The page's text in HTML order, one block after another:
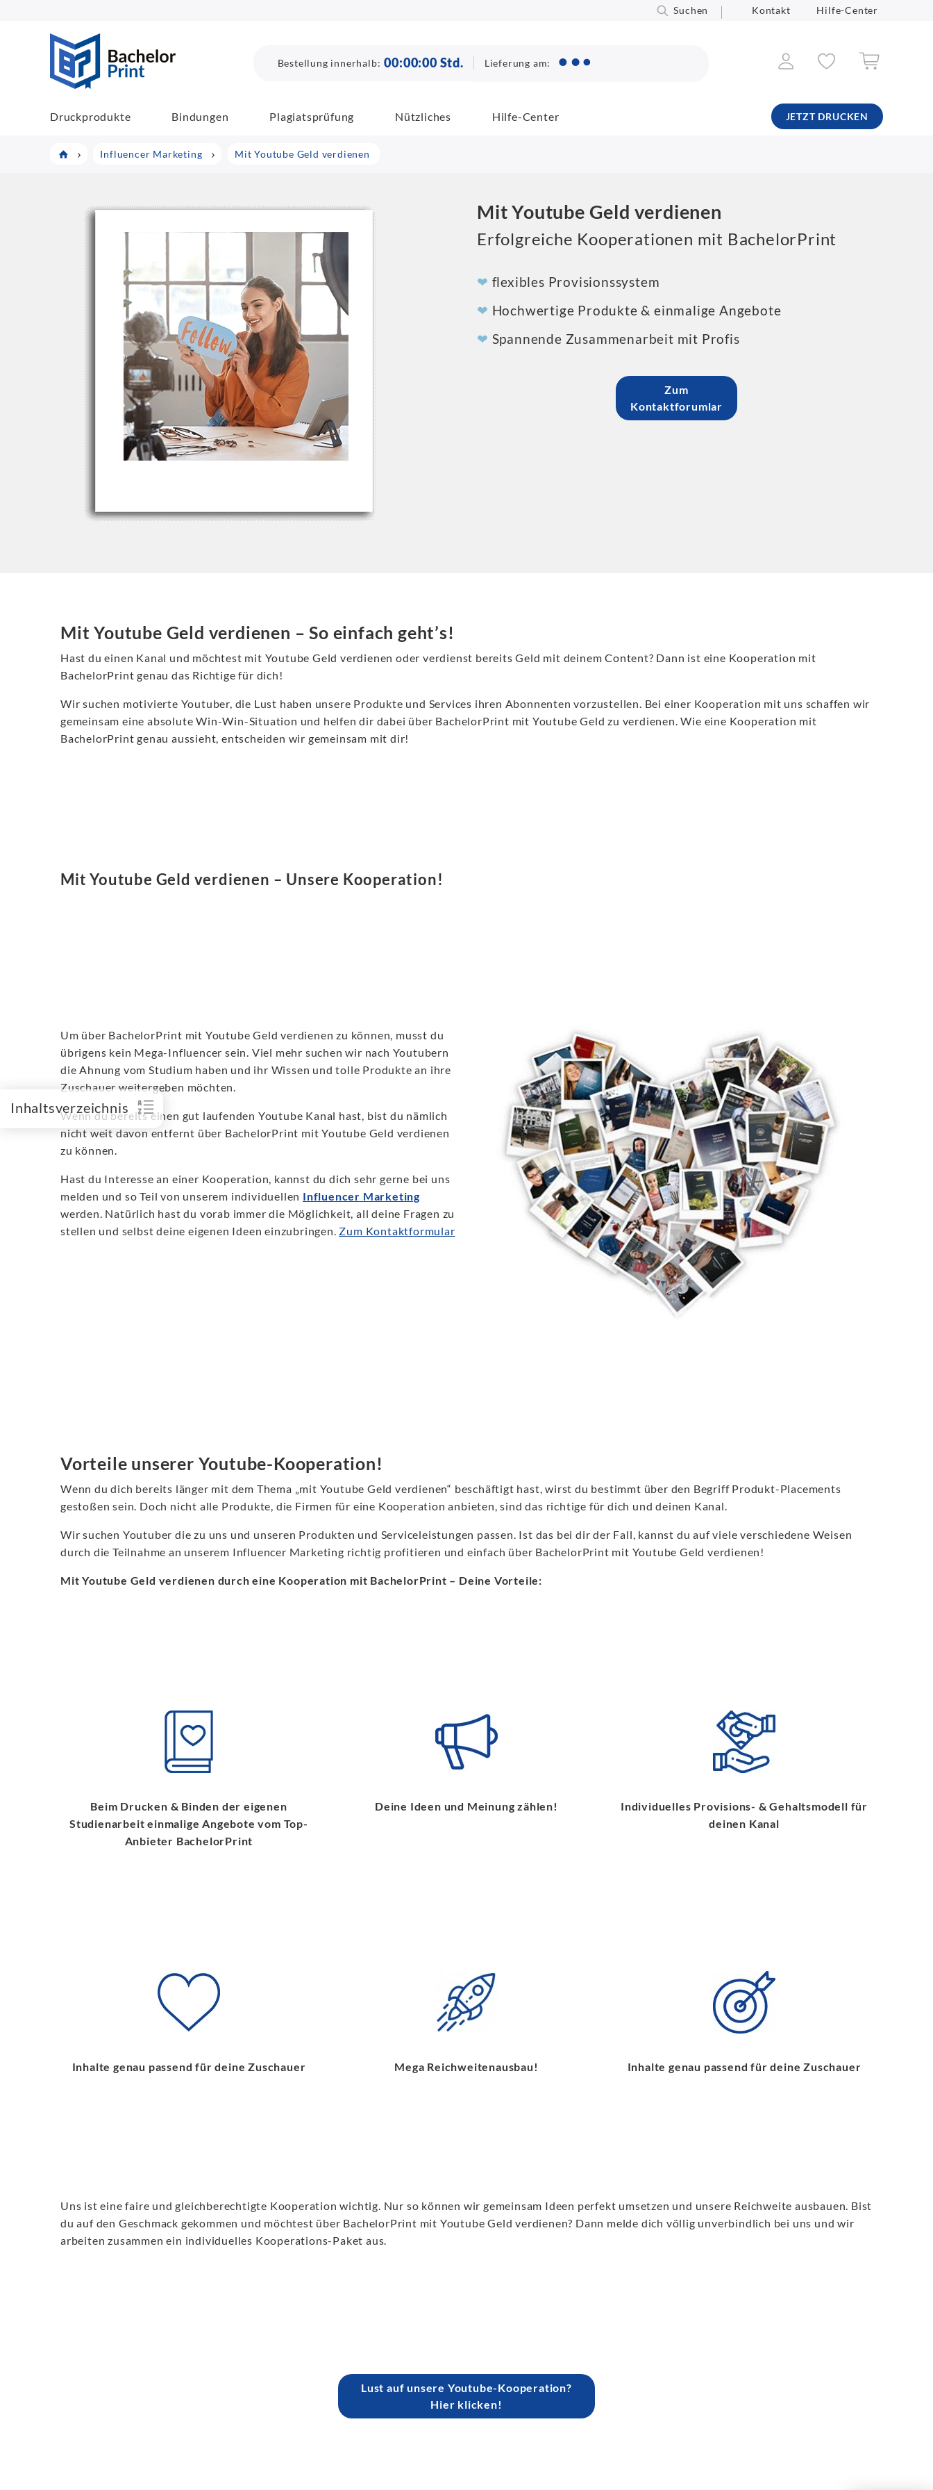
Suchen Kontakt Hilfe-Center
Bestellung innerhalb: 00:00:00 Std. Lieferung am:
Druckprodukte Bindungen Plagiatsprüfung Nützliches Hilfe-Center JETZT DRUCKEN
Influencer Marketing Mit Youtube Geld verdienen
Inhaltsverzeichnis
Mit Youtube Geld verdienen
Erfolgreiche Kooperationen mit BachelorPrint
❤ flexibles Provisionssystem
❤ Hochwertige Produkte & einmalige Angebote
❤ Spannende Zusammenarbeit mit Profis
Zum
Kontaktforumlar
Mit Youtube Geld verdienen – So einfach geht’s!
Hast du einen Kanal und möchtest mit Youtube Geld verdienen oder verdienst bereits Geld mit deinem Content? Dann ist eine Kooperation mit
BachelorPrint genau das Richtige für dich!
Wir suchen motivierte Youtuber, die Lust haben unsere Produkte und Services ihren Abonnenten vorzustellen. Bei einer Kooperation mit uns schaffen wir
gemeinsam eine absolute Win-Win-Situation und helfen dir dabei über BachelorPrint mit Youtube Geld zu verdienen. Wie eine Kooperation mit
BachelorPrint genau aussieht, entscheiden wir gemeinsam mit dir!
Mit Youtube Geld verdienen – Unsere Kooperation!
Um über BachelorPrint mit Youtube Geld verdienen zu können, musst du
übrigens kein Mega-Influencer sein. Viel mehr suchen wir nach Youtubern
die Ahnung vom Studium haben und ihr Wissen und tolle Produkte an ihre
Zuschauer weitergeben möchten.
Wenn du bereits einen gut laufenden Youtube Kanal hast, bist du nämlich
nicht weit davon entfernt über BachelorPrint mit Youtube Geld verdienen
zu können.
Hast du Interesse an einer Kooperation, kannst du dich sehr gerne bei uns
melden und so Teil von unserem individuellen Influencer Marketing
werden. Natürlich hast du vorab immer die Möglichkeit, all deine Fragen zu
stellen und selbst deine eigenen Ideen einzubringen. Zum Kontaktformular
Vorteile unserer Youtube-Kooperation!
Wenn du dich bereits länger mit dem Thema „mit Youtube Geld verdienen“ beschäftigt hast, wirst du bestimmt über den Begriff Produkt-Placements
gestoßen sein. Doch nicht alle Produkte, die Firmen für eine Kooperation anbieten, sind das richtige für dich und deinen Kanal.
Wir suchen Youtuber die zu uns und unseren Produkten und Serviceleistungen passen. Ist das bei dir der Fall, kannst du auf viele verschiedene Weisen
durch die Teilnahme an unserem Influencer Marketing richtig profitieren und einfach über BachelorPrint mit Youtube Geld verdienen!
Mit Youtube Geld verdienen durch eine Kooperation mit BachelorPrint – Deine Vorteile:
Beim Drucken & Binden der eigenen
Studienarbeit einmalige Angebote vom Top-
Anbieter BachelorPrint
Deine Ideen und Meinung zählen!
Individuelles Provisions- & Gehaltsmodell für
deinen Kanal
Inhalte genau passend für deine Zuschauer Mega Reichweitenausbau! Inhalte genau passend für deine Zuschauer
Uns ist eine faire und gleichberechtigte Kooperation wichtig. Nur so können wir gemeinsam Ideen perfekt umsetzen und unsere Reichweite ausbauen. Bist
du auf den Geschmack gekommen und möchtest über BachelorPrint mit Youtube Geld verdienen? Dann melde dich völlig unverbindlich bei uns und wir
arbeiten zusammen ein individuelles Kooperations-Paket aus.
Lust auf unsere Youtube-Kooperation?
Hier klicken!